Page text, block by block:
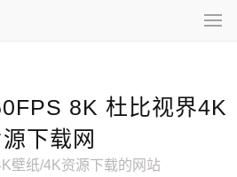
8K 杜比视界4K
下载网
壁纸/4K资源下载的网站